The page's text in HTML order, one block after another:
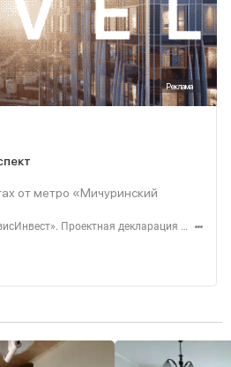
Реклама
от метро «Мичуринский
Застройщик — ООО СЗ «БазисИнвест». Проектная декларация — наш.дом.рф. Акция до 31.08.2026. Не оферта. Подробности — level.ru